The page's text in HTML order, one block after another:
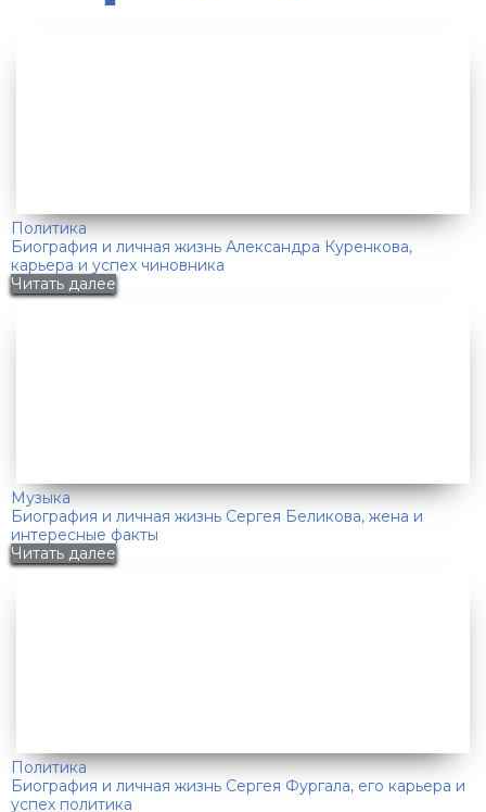
Политика
Биография и личная жизнь Александра Куренкова,
карьера и успех чиновника
Читать далее
Музыка
Биография и личная жизнь Сергея Беликова, жена и
интересные факты
Читать далее
Политика
Биография и личная жизнь Сергея Фургала, его карьера и
успех политика